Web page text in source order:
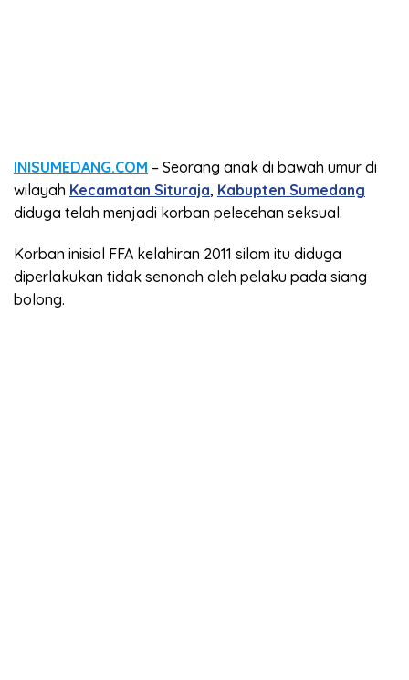
INISUMEDANG.COM – Seorang anak di bawah umur di
wilayah Kecamatan Situraja, Kabupten Sumedang
diduga telah menjadi korban pelecehan seksual.
Korban inisial FFA kelahiran 2011 silam itu diduga
diperlakukan tidak senonoh oleh pelaku pada siang
bolong.